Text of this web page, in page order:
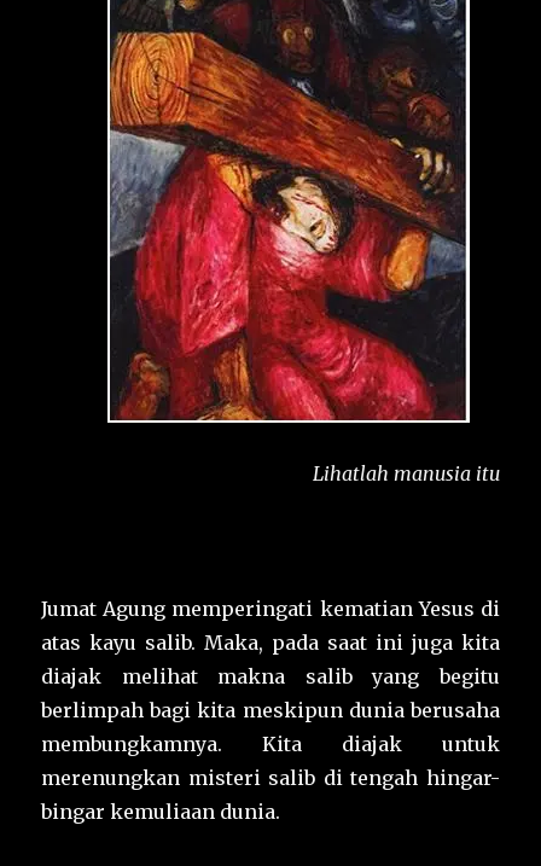
Lihatlah manusia itu
Jumat Agung memperingati kematian Yesus di
atas kayu salib. Maka, pada saat ini juga kita
diajak melihat makna salib yang begitu
berlimpah bagi kita meskipun dunia berusaha
membungkamnya. Kita diajak untuk
merenungkan misteri salib di tengah hingar-
bingar kemuliaan dunia.